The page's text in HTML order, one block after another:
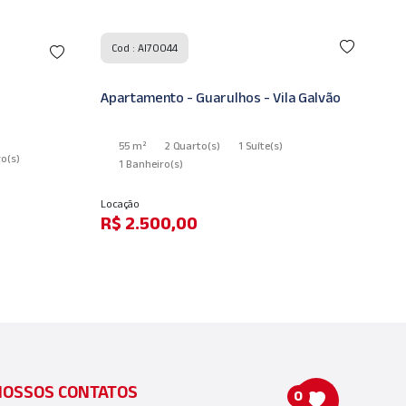
Cod : AI51098
Casa - Guarulhos - Vila Galvão
200 m² 3 Quarto(s) 1 Suíte(s)
2 Banheiro(s)
Locação
R$ 3.800,00
CONTATOS 0